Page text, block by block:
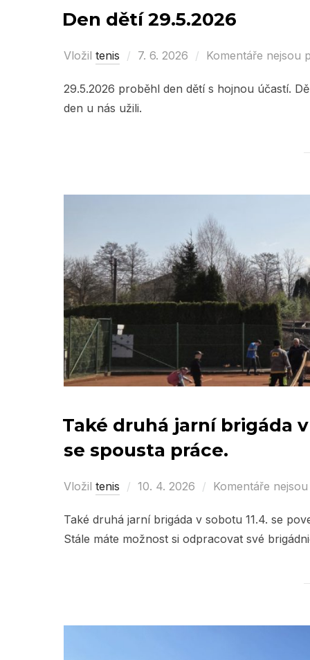
Den dětí 29.5.2026
Vložil tenis
Posted
7. 6. 2026 Komentáře nejsou
29.5.2026 proběhl den dětí s hojnou účastí.
den u nás užili.
Také druhá jarní brigáda
se spousta práce.
Vložil tenis
Posted
10. 4. 2026 Komentáře
Také druhá jarní brigáda v sobotu 11.4. se
Stále máte možnost si odpracovat své